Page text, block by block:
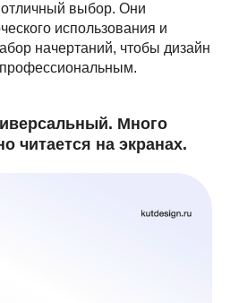
выбор. Они
использования и
начертаний, чтобы дизайн
Много
читается на экранах.